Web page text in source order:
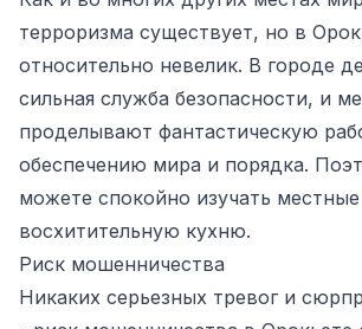
терроризма существует, но в
относительно невелик. В городе
сильная служба безопасности, и
проделывают фантастическую
обеспечению мира и порядка.
можете спокойно изучать
восхитительную кухню.
Риск мошенничества
Никаких серьезных тревог и